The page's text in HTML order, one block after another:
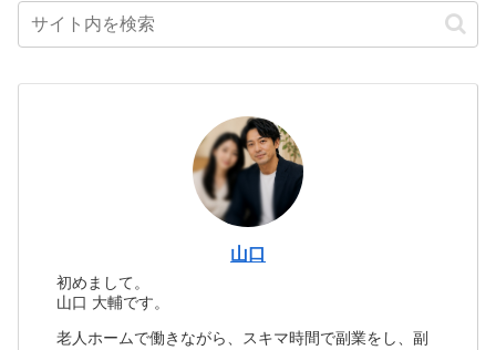
山口
初めまして。
山口 大輔です。
老人ホームで働きながら、スキマ時間で副業をし、副